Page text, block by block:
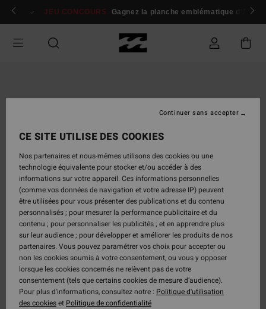
Passer
Se connecter / s'inscrire
JEU CONCOURS Gagnez la planche emblématique d'Andy
CE SITE UTILISE DES COOKIES
Nos partenaires et nous-mêmes utilisons des cookies ou une
technologie équivalente pour stocker et/ou accéder à des
informations sur votre appareil. Ces informations personnelles
(comme vos données de navigation et votre adresse IP) peuvent
être utilisées pour vous présenter des publications et du contenu
personnalisés ; pour mesurer la performance publicitaire et du
contenu ; pour personnaliser les publicités ; et en apprendre plus
sur leur audience ; pour développer et améliorer les produits de nos
partenaires. Vous pouvez paramétrer vos choix pour accepter ou
non les cookies soumis à votre consentement, ou vous y opposer
lorsque les cookies concernés ne relèvent pas de votre
consentement (tels que certains cookies de mesure d’audience).
Pour plus d'informations, consultez notre : Politique d'utilisation
des cookieset Politique de confidentialité
Continuer sans accepter